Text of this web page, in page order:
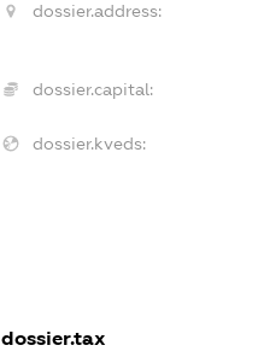
dossier.address:
dossier.capital:
dossier.kveds:
dossier.tax